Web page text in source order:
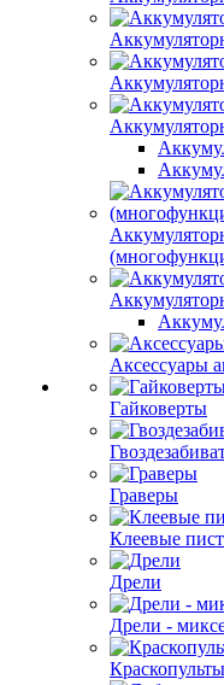
Аксессуары
Гайковерты
Граверы
Клеевые
Дрели
Дрели -
Краскопульты